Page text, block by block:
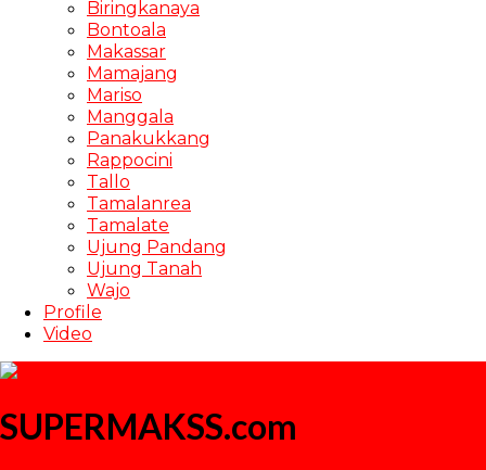
Biringkanaya
Bontoala
Makassar
Mamajang
Mariso
Manggala
Panakukkang
Rappocini
Tallo
Tamalanrea
Tamalate
Ujung Pandang
Ujung Tanah
Wajo
Profile
Video
SUPERMAKSS.com